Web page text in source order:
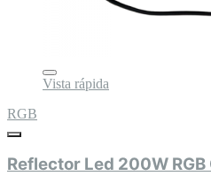
Vista rápida
RGB
Reflector Led 200W